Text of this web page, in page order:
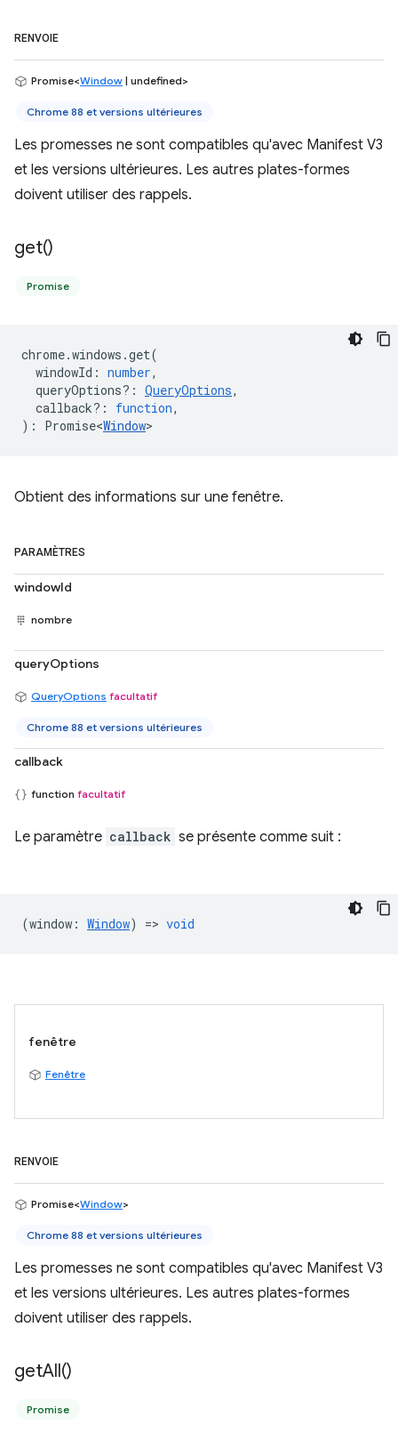
RENVOIE
Promise<Window | undefined>
Chrome 88 et versions ultérieures
Les promesses ne sont compatibles qu'avec Manifest V3
et les versions ultérieures. Les autres plates-formes
doivent utiliser des rappels.
get()
Promise
chrome.windows .get(
windowId : number,
queryOptions? : QueryOptions,
callback? : function,
) : Promise<Window>
Obtient des informations sur une fenêtre.
PARAMÈTRES
windowId
nombre
queryOptions
QueryOptions facultatif
Chrome 88 et versions ultérieures
callback
function facultatif
Le paramètre callback se présente comme suit :
(window : Window) => void
fenêtre
Fenêtre
RENVOIE
Promise<Window>
Chrome 88 et versions ultérieures
Les promesses ne sont compatibles qu'avec Manifest V3
et les versions ultérieures. Les autres plates-formes
doivent utiliser des rappels.
getAll()
Promise